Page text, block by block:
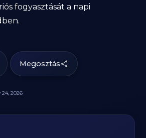
fogyasztását a napi
Megosztás
24, 2026